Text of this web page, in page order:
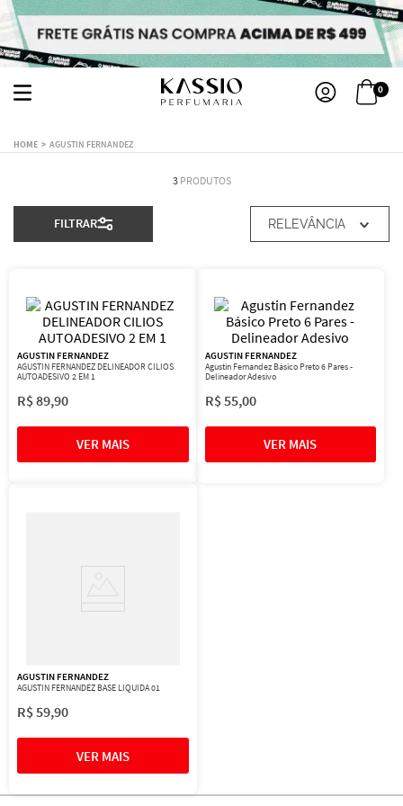
0
AGUSTIN FERNANDEZ
3 PRODUTOS
FILTRAR RELEVÂNCIA
AGUSTIN FERNANDEZ
AGUSTIN FERNANDEZ DELINEADOR CILIOS
AUTOADESIVO 2 EM 1
R$89,90
AGUSTIN FERNANDEZ
Agustin Fernandez Básico Preto 6 Pares -
Delineador Adesivo
R$55,00
AGUSTIN FERNANDEZ
AGUSTIN FERNANDEZ BASE LIQUIDA 01
R$59,90